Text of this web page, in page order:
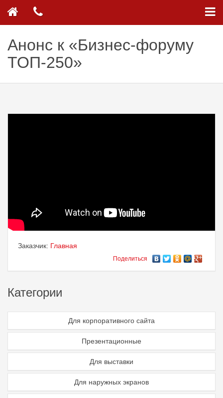
Анонс к «Бизнес-форуму
ТОП-250»
Заказчик: Главная
Поделиться
Категории
Для корпоративного сайта
Презентационные
Для выставки
Для наружных экранов